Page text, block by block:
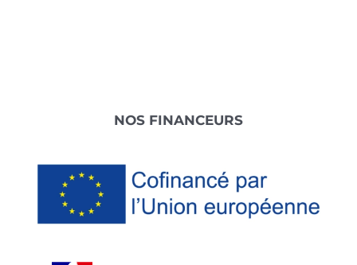
NOS FINANCEURS